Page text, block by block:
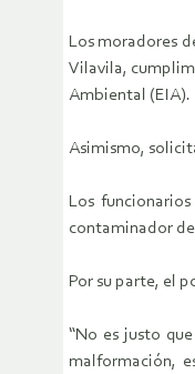
Los moradores
Vilavila,
Ambiental (EIA).
Asimismo,
Los
contaminador
Por su parte, el
“No es justo
malformación,